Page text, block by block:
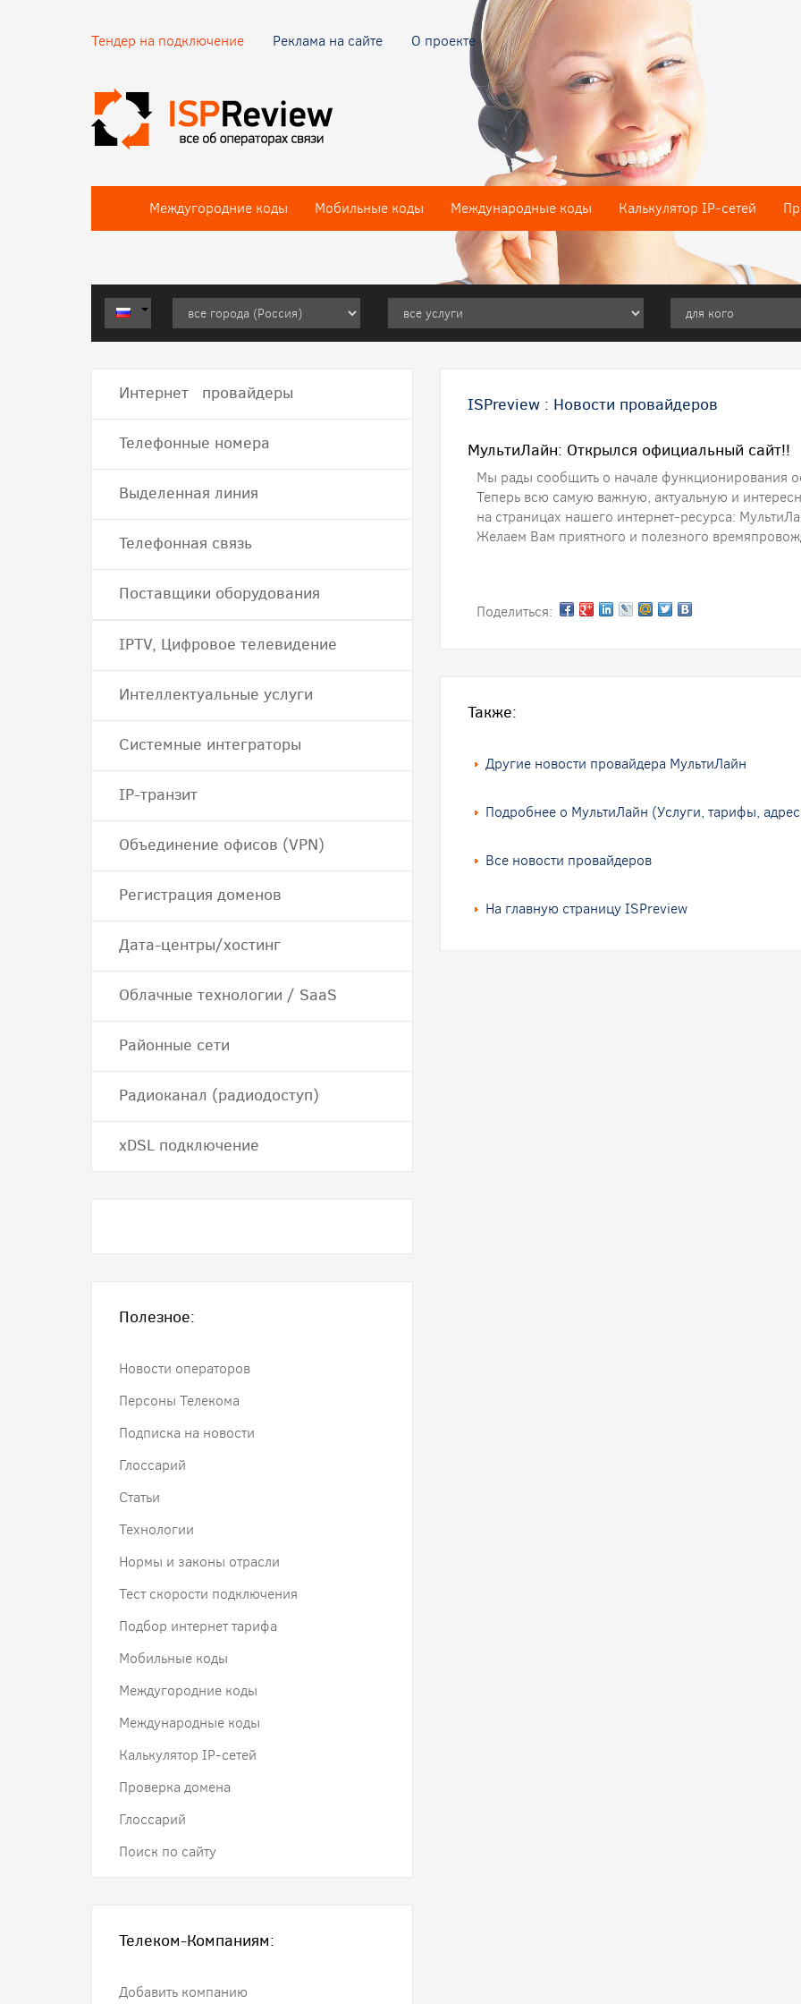
Тендер на подключение Реклама на сайте О проекте
Междугородние коды Мобильные коды Международные коды Калькулятор IP-сетей
ISPreview : Новости провайдеров
МультиЛайн: Открылся официальный сайт!!
Мы рады сообщить о начале функционирования
Теперь всю самую важную, актуальную и
на страницах нашего интернет-ресурса:
Желаем Вам приятного и полезного
Поделиться:
Также:
Другие новости провайдера МультиЛайн
Подробнее о МультиЛайн (Услуги, тарифы,
Все новости провайдеров
На главную страницу ISPreview
Интернет провайдеры
Телефонные номера
Выделенная линия
Телефонная связь
Поставщики оборудования
IPTV, Цифровое телевидение
Интеллектуальные услуги
Системные интеграторы
IP-транзит
Объединение офисов (VPN)
Регистрация доменов
Дата-центры/хостинг
Облачные технологии / SaaS
Районные сети
Радиоканал (радиодоступ)
хDSL подключение
Полезное:
Новости операторов
Персоны Телекома
Подписка на новости
Глоссарий
Статьи
Технологии
Нормы и законы отрасли
Тест скорости подключения
Подбор интернет тарифа
Мобильные коды
Междугородние коды
Международные коды
Калькулятор IP-сетей
Проверка домена
Глоссарий
Поиск по сайту
Телеком-Компаниям:
Добавить компанию